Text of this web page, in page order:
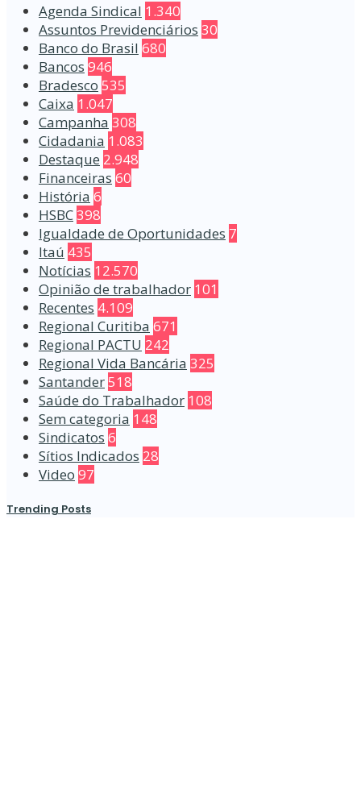
Agenda Sindical 1.340
Assuntos Previdenciários 30
Banco do Brasil 680
Bancos 946
Bradesco 535
Caixa 1.047
Campanha 308
Cidadania 1.083
Destaque 2.948
Financeiras 60
História 6
HSBC398
Igualdade de Oportunidades 7
Itaú 435
Notícias 12.570
Opinião de trabalhador 101
Recentes 4.109
Regional Curitiba 671
Regional PACTU 242
Regional Vida Bancária 325
Santander518
Saúde do Trabalhador 108
Sem categoria 148
Sindicatos 6
Sítios Indicados 28
Video 97
Trending Posts